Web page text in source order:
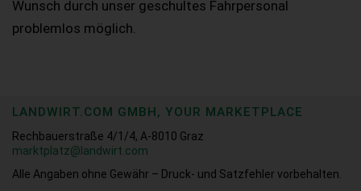
Wunsch durch unser geschultes Fahrpersonal
problemlos möglich.
LANDWIRT.COM GMBH, YOUR MARKETPLACE
Rechbauerstraße 4/1/4, A-8010 Graz
marktplatz@landwirt.com
Alle Angaben ohne Gewähr – Druck- und Satzfehler vorbehalten.